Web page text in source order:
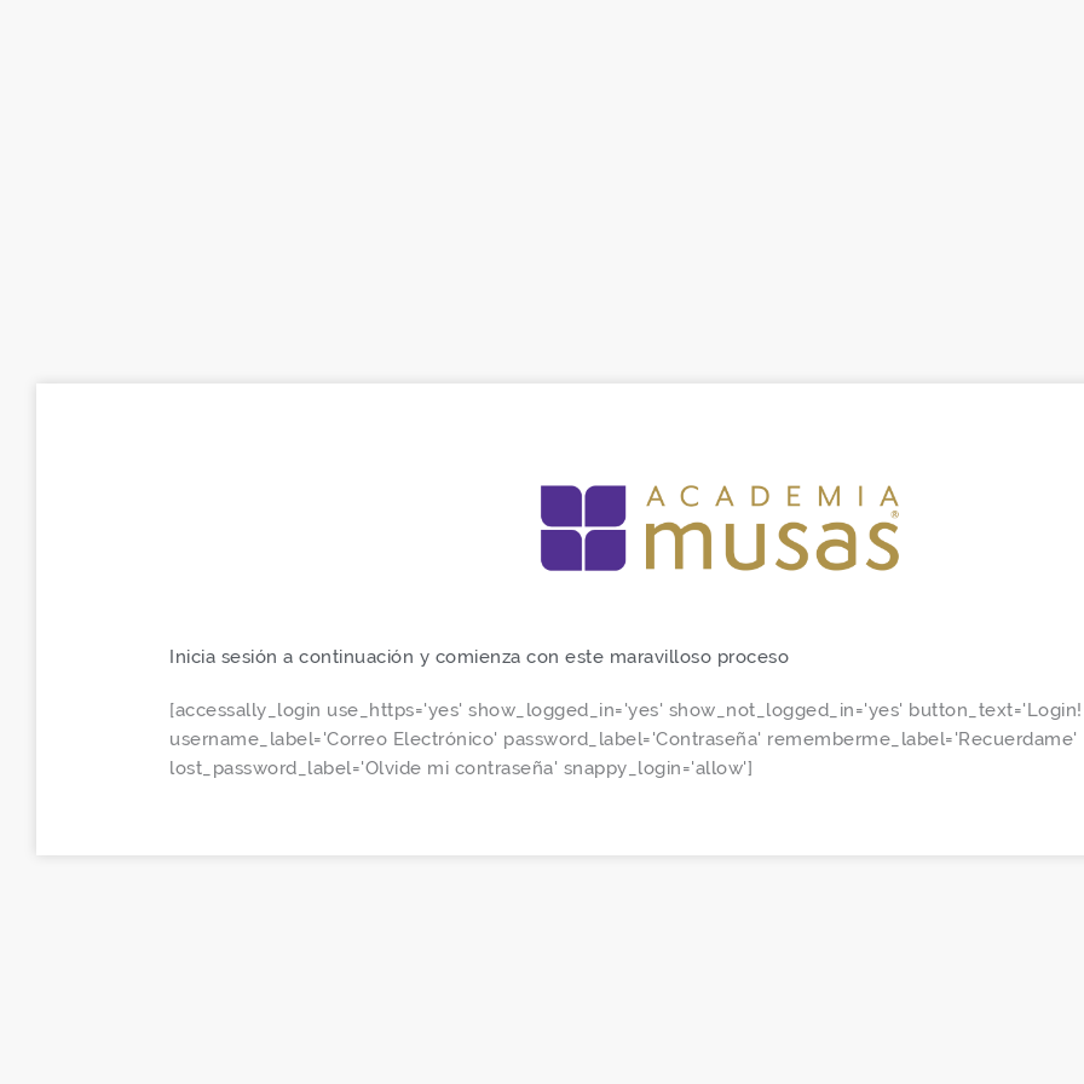
Inicia sesión a continuación y comienza con este maravilloso proceso
[accessally_login use_https='yes' show_logged_in='yes' show_not_logged_in='yes'
username_label='Correo Electrónico' password_label='Contraseña' rememberme_label='Recuerdame'
lost_password_label='Olvide mi contraseña' snappy_login='allow']